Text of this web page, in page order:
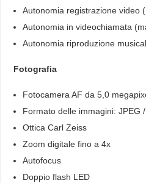
Autonomia registrazione video
Autonomia in videochiamata
Autonomia riproduzione
Fotografia
Fotocamera AF da 5,0
Formato delle immagini: JPEG
Ottica Carl Zeiss
Zoom digitale fino a 4x
Autofocus
Doppio flash LED